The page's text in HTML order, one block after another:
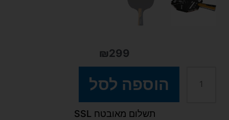
₪299
הוספה לסל
תשלום מאובטח SSL